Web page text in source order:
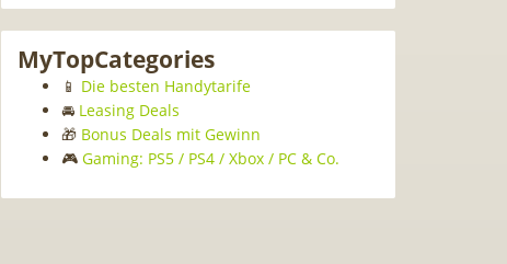
MyTopCategories
📱 Die besten Handytarife
🚘 Leasing Deals
🎁 Bonus Deals mit Gewinn
🎮 Gaming: PS5 / PS4 / Xbox / PC & Co.